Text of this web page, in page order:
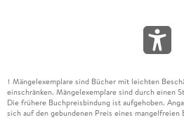
1 Mängelexemplare sind Bücher mit leichten
einschränken. Mängelexemplare sind durch einen
Die frühere Buchpreisbindung ist aufgehoben.
sich auf den gebundenen Preis eines mangelfreien